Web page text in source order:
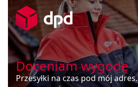
Doceniam wygodę
Przesyłki na czas pod mój adres.